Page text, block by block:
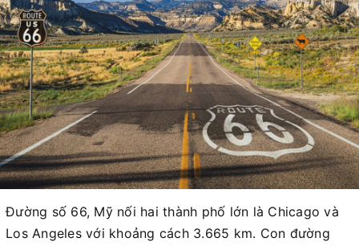
Đường số 66, Mỹ nối hai thành phố lớn là Chicago và
Los Angeles với khoảng cách 3.665 km. Con đường